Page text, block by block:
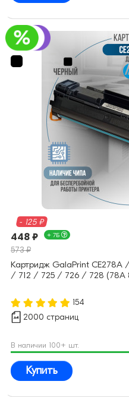
- 125 ₽
448 ₽ + 7Б
573 ₽
Картридж GalaPrint
/ 712 / 725 / 726 / 728 (78A
154
2000 страниц
В наличии 100+ шт.
Купить